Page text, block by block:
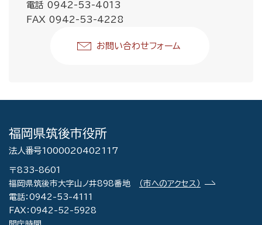
電話 0942-53-4013
FAX 0942-53-4228
お問い合わせフォーム
福岡県筑後市役所
法人番号1000020402117
〒833-8601
福岡県筑後市大字山ノ井898番地
（市へのアクセス）
電話：0942-53-4111
FAX：0942-52-5928